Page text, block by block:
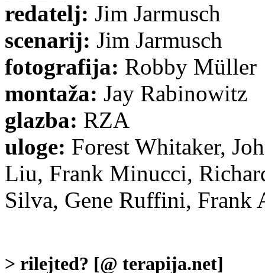
redatelj: Jim Jarmusch
scenarij: Jim Jarmusch
fotografija: Robby Müller
montaža: Jay Rabinowitz
glazba: RZA
uloge: Forest Whitaker,
Liu, Frank Minucci,
Silva, Gene Ruffini, Frank
> rilejted? [@ terapija.net]